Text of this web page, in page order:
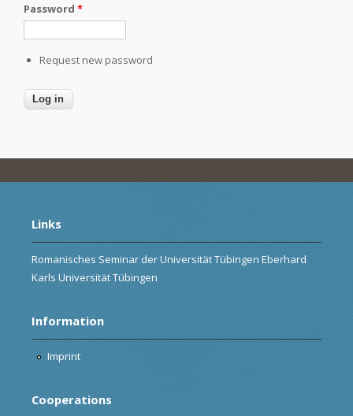
Password *
Request new password
Links
Romanisches Seminar der Universität Tübingen Eberhard
Karls Universität Tübingen
Information
Imprint
Cooperations